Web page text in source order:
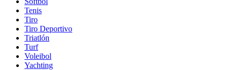
Tenis
Tiro
Tiro Deportivo
Triatlón
Turf
Voleibol
Yachting